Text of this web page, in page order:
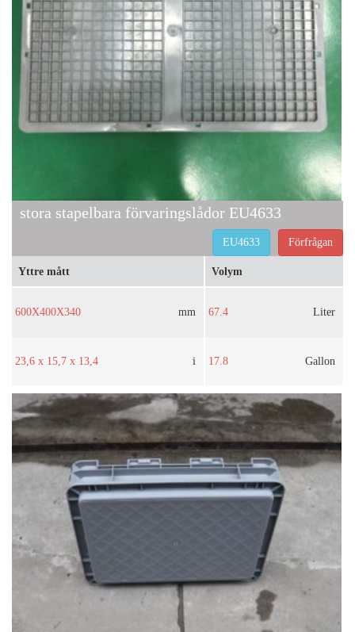
stora stapelbara förvaringslådor EU4633
Förfrågan
EU4633
Yttre mått
600X400X340 mm
23,6 x 15,7 x 13,4 i
Volym
67.4 Liter
17.8 Gallon